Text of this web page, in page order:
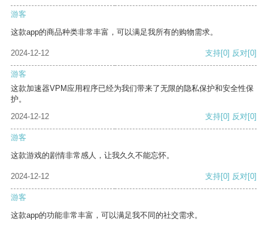
游客
这款app的商品种类非常丰富，可以满足我所有的购物需求。
2024-12-12 支持[0] 反对[0]
游客
这款加速器VPM应用程序已经为我们带来了无限的隐私保护和安全性保
护。
2024-12-12
支持[0] 反对[0]
游客
这款游戏的剧情非常感人，让我久久不能忘怀。
2024-12-12 支持[0] 反对[0]
游客
这款app的功能非常丰富，可以满足我不同的社交需求。